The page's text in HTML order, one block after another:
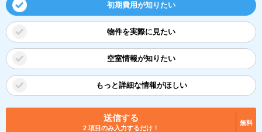
初期費用が知りたい
物件を実際に見たい
空室情報が知りたい
もっと詳細な情報がほしい
送信する
2 項目のみ入力するだけ！
無料